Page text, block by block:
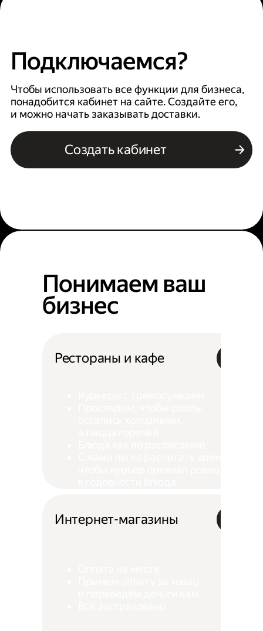
Подключаемся?
Чтобы использовать все функции для бизнеса,
понадобится кабинет на сайте. Создайте его,
и можно начать заказывать доставки.
Создать кабинет
Понимаем ваш
бизнес
Рестораны и кафе
Интернет-магазины